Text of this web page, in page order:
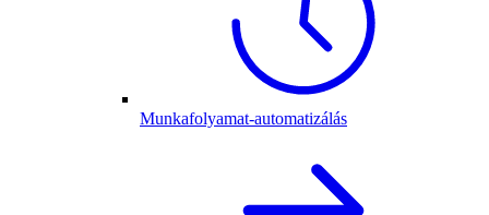
Munkafolyamat-automatizálás